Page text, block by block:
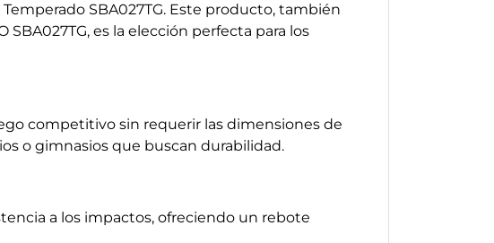
SBA027TG. Este producto, también
SBA027TG, es la elección perfecta para los
competitivo sin requerir las dimensiones de
o gimnasios que buscan durabilidad.
a los impactos, ofreciendo un rebote